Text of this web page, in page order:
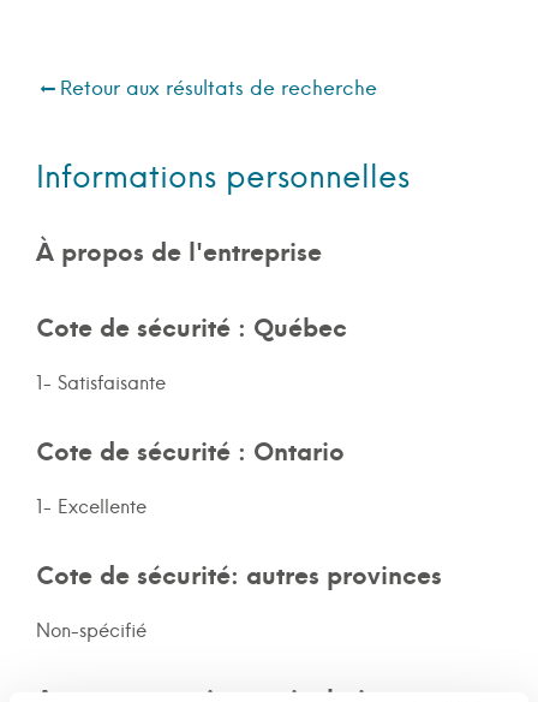
Retour aux résultats de recherche
Informations personnelles
À propos de l'entreprise
Cote de sécurité : Québec
1- Satisfaisante
Cote de sécurité : Ontario
1- Excellente
Cote de sécurité: autres provinces
Non-spécifié